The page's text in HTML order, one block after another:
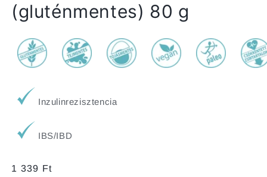
(gluténmentes) 80 g
Inzulinrezisztencia
IBS/IBD
Normál
1 339 Ft